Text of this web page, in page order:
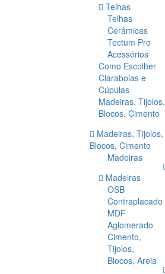
Telhas
Telhas
Cerâmicas
Tectum Pro
Acessórios
Como Escolher
Claraboias e
Cúpulas
Madeiras, Tijolos,
Blocos, Cimento
Madeiras, Tijolos,
Blocos, Cimento
Madeiras
Madeiras
OSB
Contraplacado
MDF
Aglomerado
Cimento,
Tijolos,
Blocos, Areia